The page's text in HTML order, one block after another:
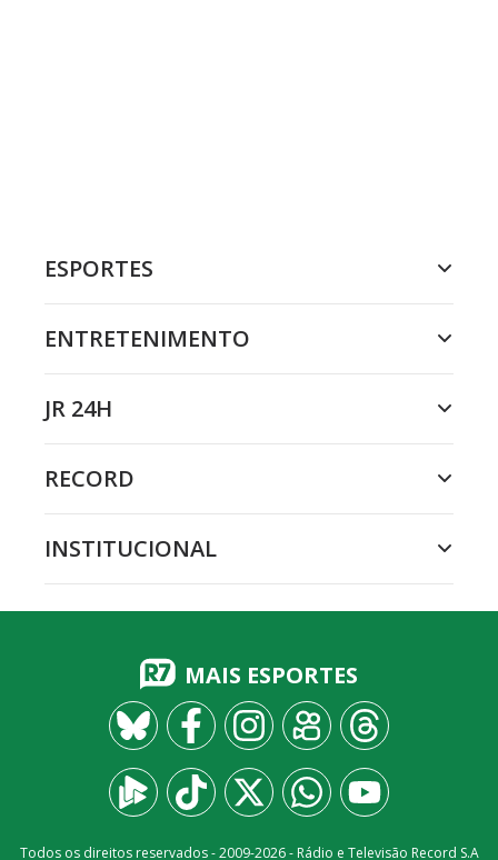
ESPORTES
ENTRETENIMENTO
JR 24H
RECORD
INSTITUCIONAL
MAIS ESPORTES
Todos os direitos reservados - 2009-2026- Rádio e Televisão Record S.A